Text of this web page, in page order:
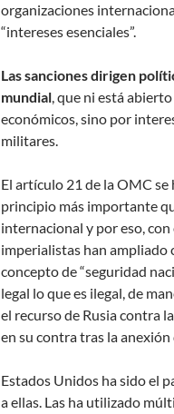
organizaciones
“intereses esenciales”.
Las sanciones dirigen
mundial, que ni está
económicos, sino por
militares.
El artículo 21 de la OMC
principio más importante
internacional y por eso,
imperialistas han ampliado
concepto de “seguridad
legal lo que es ilegal, de
el recurso de Rusia contra
en su contra tras la
Estados Unidos ha sido el
a ellas. Las ha utilizado